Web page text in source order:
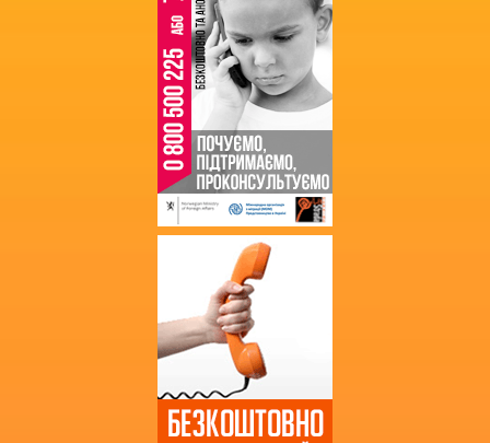
Запит на інформацію
Кошторис
Фінансові звіти
Державні закупівлі
Звернення громадян
Благодійна допомога
Додаткова інформація
Витяг з протоколу про випуск
учнів (вихованців)
НМТ 2025